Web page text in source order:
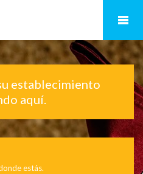
establecimiento
aquí.
estás.